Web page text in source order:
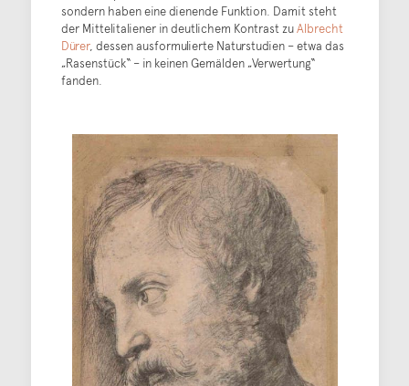
sondern haben eine dienende Funktion. Damit steht
der Mittelitaliener in deutlichem Kontrast zuAlbrecht
Dürer, dessen ausformulierte Naturstudien – etwa das
„Rasenstück“ – in keinen Gemälden „Verwertung“
fanden.